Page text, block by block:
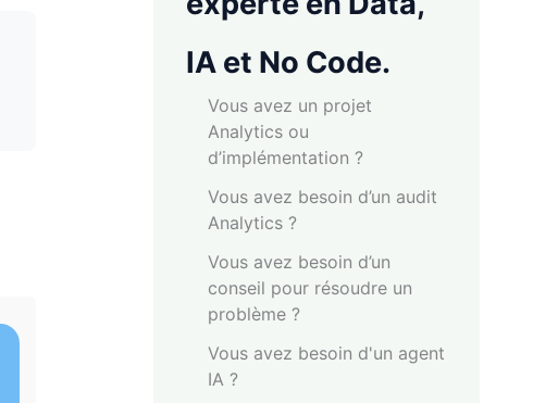
IA et No Code.
Vous avez un projet
Analytics ou
d’implémentation ?
Vous avez besoin d’un audit
Analytics ?
Vous avez besoin d’un
conseil pour résoudre un
problème ?
Vous avez besoin d'un agent
IA ?